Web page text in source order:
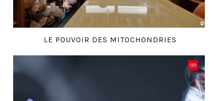
LE POUVOIR DES MITOCHONDRIES